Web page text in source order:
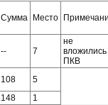
Сумма Место
-- 7
не
вложились
ПКВ
108
5
148
1